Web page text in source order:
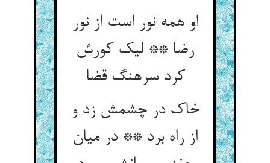
او همه نور است از نور
رضا ** لیک کورش
کرد سرهنگ قضا
خاک در چشمش زد و
از راه برد ** در میان